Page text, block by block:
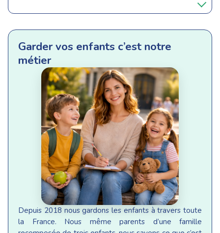
Garder vos enfants c’est notre
métier
Depuis 2018 nous gardons les enfants à travers toute
la France. Nous même parents d’une famille